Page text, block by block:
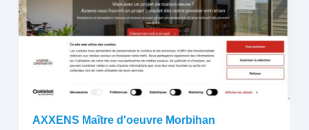
AXXENS Maître d'oeuvre Morbihan